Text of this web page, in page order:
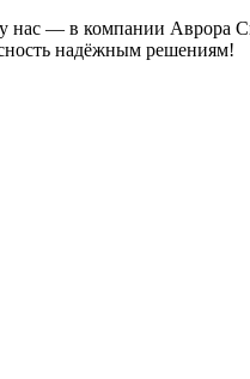
— в компании Аврора
надёжным решениям!